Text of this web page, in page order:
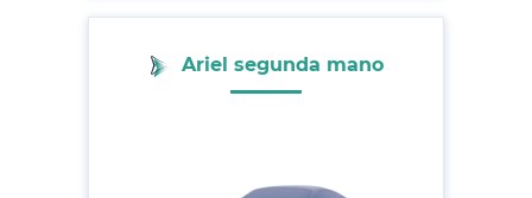
Ariel segunda mano